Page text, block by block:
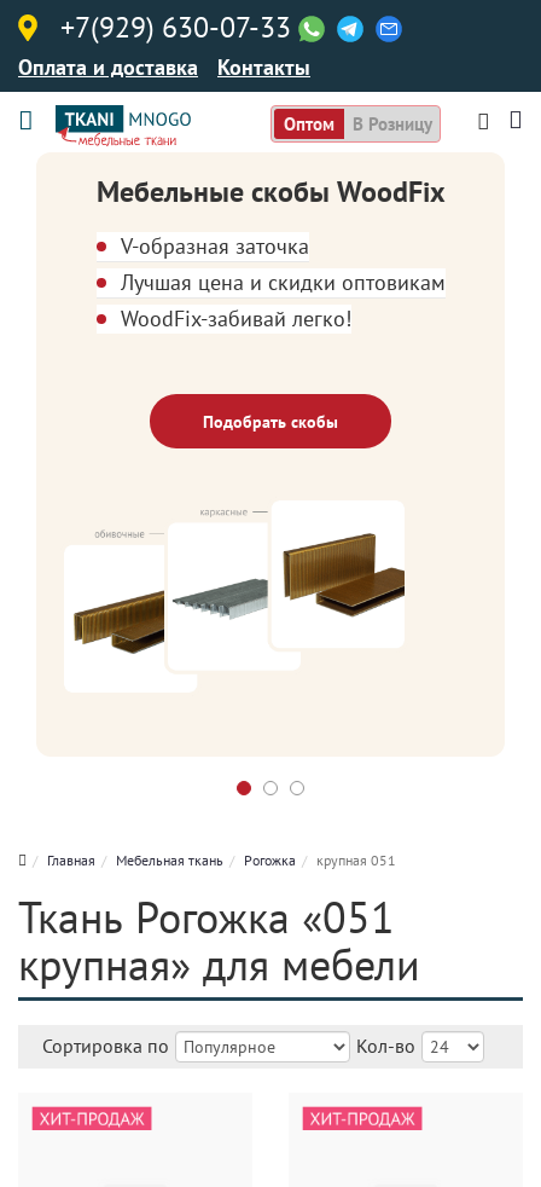
+7(929) 630-07-33
Оплата и доставка Контакты
Оптом В Розницу
Мебельные скобы WoodFix
V-образная заточка
Лучшая цена и скидки оптовикам
WoodFix-забивай легко!
Подобрать скобы
Главная Мебельная ткань Рогожка крупная 051
Ткань Рогожка «051
крупная» для мебели
Сортировка по Кол-во